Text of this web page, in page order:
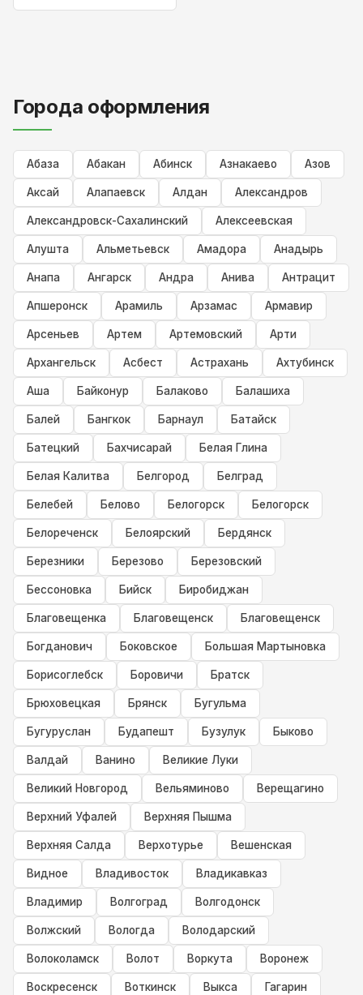
Города оформления
Абаза Абакан Абинск Азнакаево Азов
Аксай Алапаевск Алдан Александров
Александровск-Сахалинский Алексеевская
Алушта Альметьевск Амадора Анадырь
Анапа Ангарск Андра Анива Антрацит
Апшеронск Арамиль Арзамас Армавир
Арсеньев Артем Артемовский Арти
Архангельск Асбест Астрахань Ахтубинск
Аша Байконур Балаково Балашиха
Балей Бангкок Барнаул Батайск
Батецкий Бахчисарай Белая Глина
Белая Калитва Белгород Белград
Белебей Белово Белогорск Белогорск
Белореченск Белоярский Бердянск
Березники Березово Березовский
Бессоновка Бийск Биробиджан
Благовещенка Благовещенск Благовещенск
Богданович Боковское Большая Мартыновка
Борисоглебск Боровичи Братск
Брюховецкая Брянск Бугульма
Бугуруслан Будапешт Бузулук Быково
Валдай Ванино Великие Луки
Великий Новгород Вельяминово Верещагино
Верхний Уфалей Верхняя Пышма
Верхняя Салда Верхотурье Вешенская
Видное Владивосток Владикавказ
Владимир Волгоград Волгодонск
Волжский Вологда Володарский
Волоколамск Волот Воркута Воронеж
Воскресенск Воткинск Выкса Гагарин